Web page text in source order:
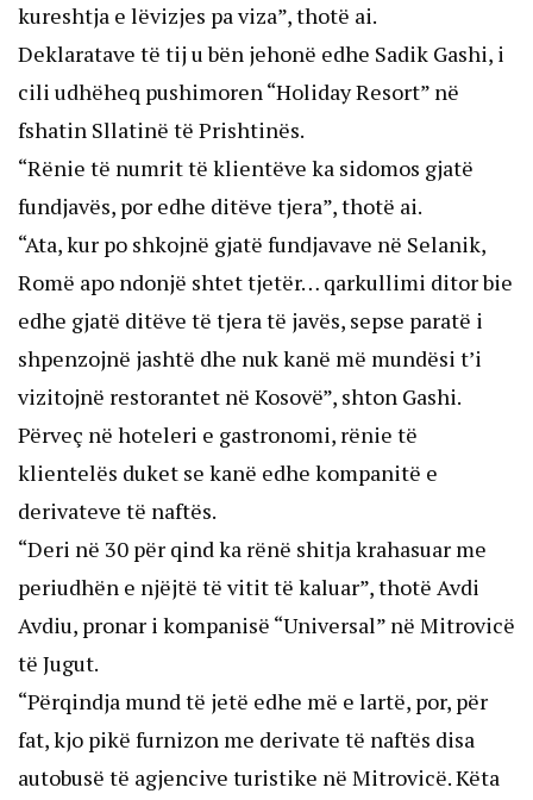
kureshtja e lëvizjes pa viza”, thotë ai.
Deklaratave të tij u bën jehonë edhe Sadik Gashi, i
cili udhëheq pushimoren “Holiday Resort” në
fshatin Sllatinë të Prishtinës.
“Rënie të numrit të klientëve ka sidomos gjatë
fundjavës, por edhe ditëve tjera”, thotë ai.
“Ata, kur po shkojnë gjatë fundjavave në Selanik,
Romë apo ndonjë shtet tjetër… qarkullimi ditor bie
edhe gjatë ditëve të tjera të javës, sepse paratë i
shpenzojnë jashtë dhe nuk kanë më mundësi t’i
vizitojnë restorantet në Kosovë”, shton Gashi.
Përveç në hoteleri e gastronomi, rënie të
klientelës duket se kanë edhe kompanitë e
derivateve të naftës.
“Deri në 30 për qind ka rënë shitja krahasuar me
periudhën e njëjtë të vitit të kaluar”, thotë Avdi
Avdiu, pronar i kompanisë “Universal” në Mitrovicë
të Jugut.
“Përqindja mund të jetë edhe më e lartë, por, për
fat, kjo pikë furnizon me derivate të naftës disa
autobusë të agjencive turistike në Mitrovicë. Këta